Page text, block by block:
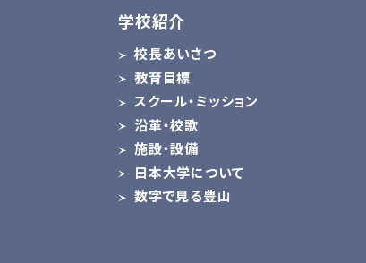
学校紹介
校長あいさつ
教育目標
スクール・ミッション
沿革・校歌
施設・設備
日本大学について
数字で見る豊山